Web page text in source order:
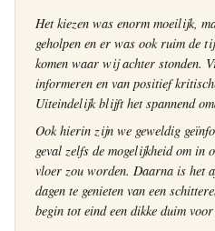
Het kiezen was enorm moeilijk,
geholpen en er was ook ruim de
komen waar wij achter stonden.
informeren en van positief
Uiteindelijk blijft het spannend
Ook hierin zijn we geweldig
geval zelfs de mogelijkheid om in
vloer zou worden. Daarna is het
dagen te genieten van een
begin tot eind een dikke duim